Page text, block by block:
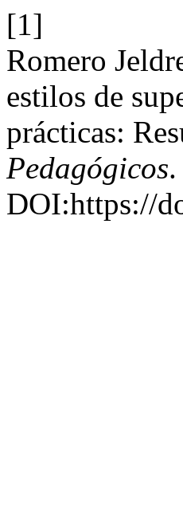
[1]
Romero
estilos de
prácticas:
Pedagógicos
DOI:https://